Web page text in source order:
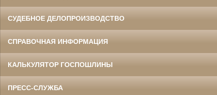
СУДЕБНОЕ ДЕЛОПРОИЗВОДСТВО
СПРАВОЧНАЯ ИНФОРМАЦИЯ
КАЛЬКУЛЯТОР ГОСПОШЛИНЫ
ПРЕСС-СЛУЖБА